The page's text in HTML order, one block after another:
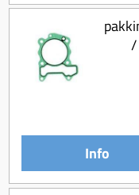
Overbrenging
/
Info